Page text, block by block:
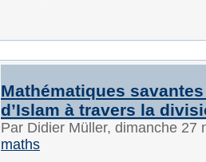
Mathématiques
d’Islam à travers la
Par Didier Müller, dimanche
maths